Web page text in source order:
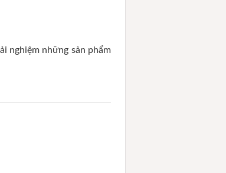
nghiệm những sản phẩm